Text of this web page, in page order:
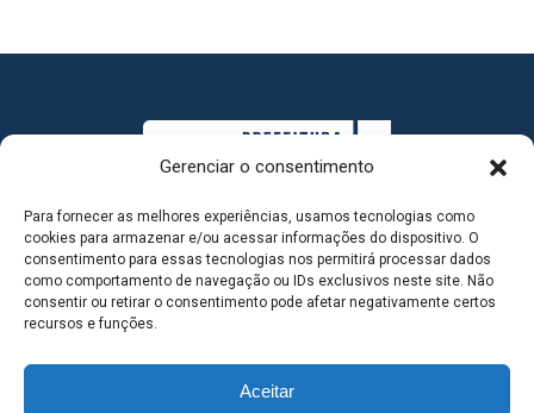
Gerenciar o consentimento
Para fornecer as melhores experiências, usamos tecnologias como
cookies para armazenar e/ou acessar informações do dispositivo. O
consentimento para essas tecnologias nos permitirá processar dados
como comportamento de navegação ou IDs exclusivos neste site. Não
consentir ou retirar o consentimento pode afetar negativamente certos
recursos e funções.
Aceitar
MAPA DO SITE